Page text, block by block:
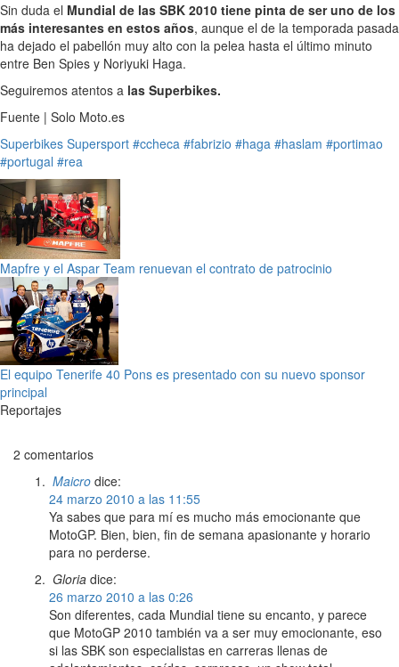
Sin duda el Mundial de las SBK 2010 tiene pinta de ser uno de los
más interesantes en estos años, aunque el de la temporada pasada
ha dejado el pabellón muy alto con la pelea hasta el último minuto
entre Ben Spies y Noriyuki Haga.
Seguiremos atentos a las Superbikes.
Fuente | Solo Moto.es
Superbikes Supersport #ccheca #fabrizio #haga #haslam #portimao
#portugal #rea
Mapfre y el Aspar Team renuevan el contrato de patrocinio
El equipo Tenerife 40 Pons es presentado con su nuevo sponsor
principal
Reportajes
2 comentarios
Maicro dice:
24 marzo 2010 a las 11:55
Ya sabes que para mí es mucho más emocionante que
MotoGP. Bien, bien, fin de semana apasionante y horario
para no perderse.
Gloria dice:
26 marzo 2010 a las 0:26
Son diferentes, cada Mundial tiene su encanto, y parece
que MotoGP 2010 también va a ser muy emocionante, eso
si las SBK son especialistas en carreras llenas de